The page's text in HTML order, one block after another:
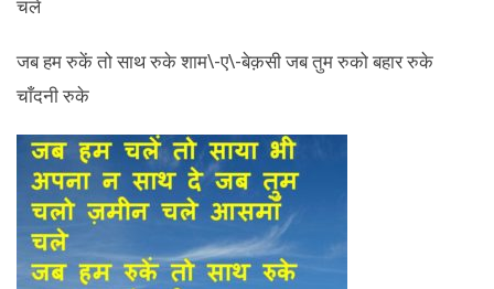
चले
जब हम रुकें तो साथ रुके शाम\-ए\-बेक़सी जब तुम रुको बहार रुके
चाँदनी रुके